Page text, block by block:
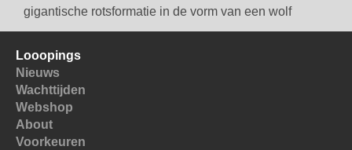
gigantische rotsformatie in de vorm van een wolf
Looopings
Nieuws
Wachttijden
Webshop
About
Voorkeuren